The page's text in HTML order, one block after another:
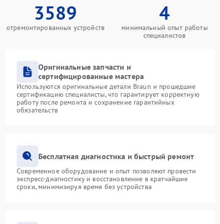
3589
отремонтированных устройств
4
минимальный опыт работы
специалистов
Оригинальные запчасти и
сертифицированные мастера
Используются оригинальные детали Braun и прошедшие
сертификацию специалисты, что гарантирует корректную
работу после ремонта и сохранение гарантийных
обязательств
Бесплатная диагностика и быстрый ремонт
Современное оборудование и опыт позволяют провести
экспресс-диагностику и восстановление в кратчайшие
сроки, минимизируя время без устройства